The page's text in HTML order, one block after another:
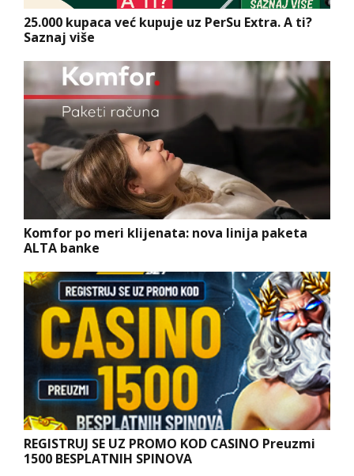
25.000 kupaca već kupuje uz PerSu Extra. A ti?
Saznaj više
Komfor po meri klijenata: nova linija paketa
ALTA banke
REGISTRUJ SE UZ PROMO KOD CASINO Preuzmi
1500 BESPLATNIH SPINOVA